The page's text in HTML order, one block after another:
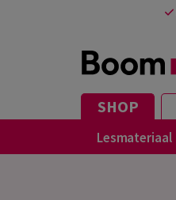
SHOP
Lesmateriaal